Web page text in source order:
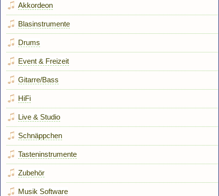
Akkordeon
Blasinstrumente
Drums
Event & Freizeit
Gitarre/Bass
HiFi
Live & Studio
Schnäppchen
Tasteninstrumente
Zubehör
Musik Software